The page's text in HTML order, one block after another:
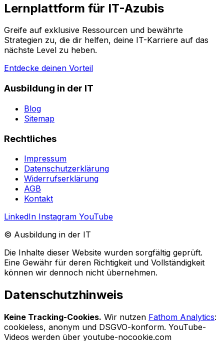
Lernplattform für IT-Azubis
Greife auf exklusive Ressourcen und bewährte
Strategien zu, die dir helfen, deine IT-Karriere auf das
nächste Level zu heben.
Entdecke deinen Vorteil
Ausbildung in der IT
Blog
Sitemap
Rechtliches
Impressum
Datenschutzerklärung
Widerrufserklärung
AGB
Kontakt
LinkedIn Instagram YouTube
© Ausbildung in der IT
Die Inhalte dieser Website wurden sorgfältig geprüft.
Eine Gewähr für deren Richtigkeit und Vollständigkeit
können wir dennoch nicht übernehmen.
Datenschutzhinweis
Keine Tracking-Cookies. Wir nutzen Fathom Analytics:
cookieless, anonym und DSGVO-konform. YouTube-
Videos werden über youtube-nocookie.com